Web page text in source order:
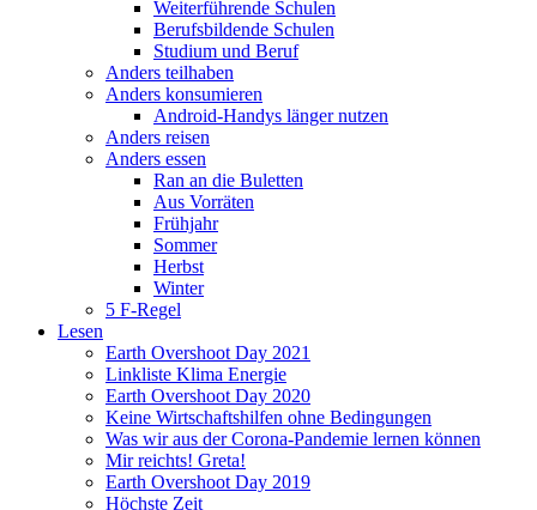
Weiterführende Schulen
Berufsbildende Schulen
Studium und Beruf
Anders teilhaben
Anders konsumieren
Android-Handys länger nutzen
Anders reisen
Anders essen
Ran an die Buletten
Aus Vorräten
Frühjahr
Sommer
Herbst
Winter
5 F-Regel
Lesen
Earth Overshoot Day 2021
Linkliste Klima Energie
Earth Overshoot Day 2020
Keine Wirtschaftshilfen ohne Bedingungen
Was wir aus der Corona-Pandemie lernen können
Mir reichts! Greta!
Earth Overshoot Day 2019
Höchste Zeit